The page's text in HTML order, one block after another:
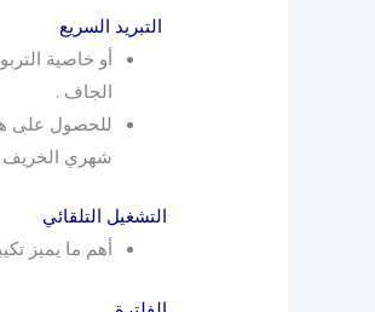
التبريد السريع
الجاف .
للحصول على
شهري الخريف
التشغيل التلقائي
أهم ما يميز